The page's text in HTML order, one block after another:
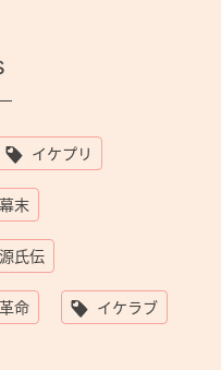
イケプリ
末
氏伝
命 イケラブ